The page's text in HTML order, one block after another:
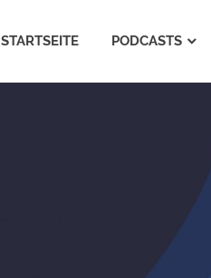
STARTSEITE PODCASTS